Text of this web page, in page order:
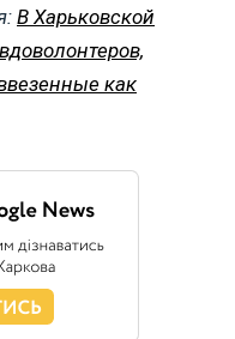
В Харьковской
как